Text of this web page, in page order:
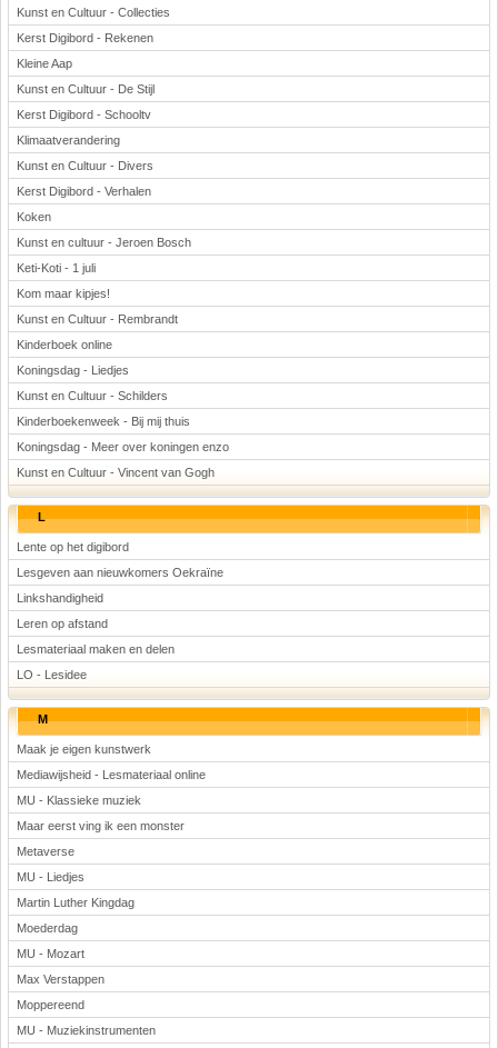
Kunst en Cultuur - Collecties
Kerst Digibord - Rekenen
Kleine Aap
Kunst en Cultuur - De Stijl
Kerst Digibord - Schooltv
Klimaatverandering
Kunst en Cultuur - Divers
Kerst Digibord - Verhalen
Koken
Kunst en cultuur - Jeroen Bosch
Keti-Koti - 1 juli
Kom maar kipjes!
Kunst en Cultuur - Rembrandt
Kinderboek online
Koningsdag - Liedjes
Kunst en Cultuur - Schilders
Kinderboekenweek - Bij mij thuis
Koningsdag - Meer over koningen enzo
Kunst en Cultuur - Vincent van Gogh
L
Lente op het digibord
Lesgeven aan nieuwkomers Oekraïne
Linkshandigheid
Leren op afstand
Lesmateriaal maken en delen
LO - Lesidee
M
Maak je eigen kunstwerk
Mediawijsheid - Lesmateriaal online
MU - Klassieke muziek
Maar eerst ving ik een monster
Metaverse
MU - Liedjes
Martin Luther Kingdag
Moederdag
MU - Mozart
Max Verstappen
Moppereend
MU - Muziekinstrumenten